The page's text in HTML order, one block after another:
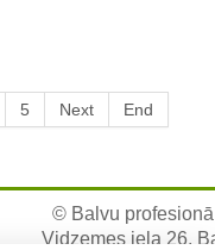
5 Next End
© Balvu
Vidzemes iela 26,